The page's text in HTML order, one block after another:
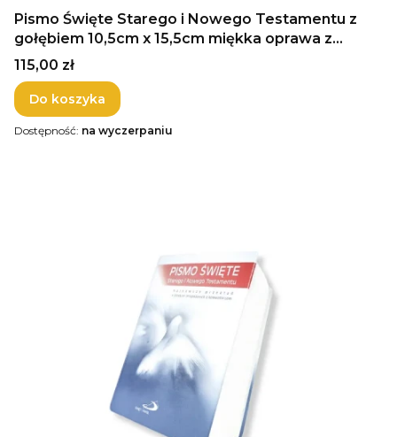
Pismo Święte Starego i Nowego Testamentu z
gołębiem 10,5cm x 15,5cm miękka oprawa z
paginacją (1)
Cena
115,00 zł
Do koszyka
Dostępność: na wyczerpaniu